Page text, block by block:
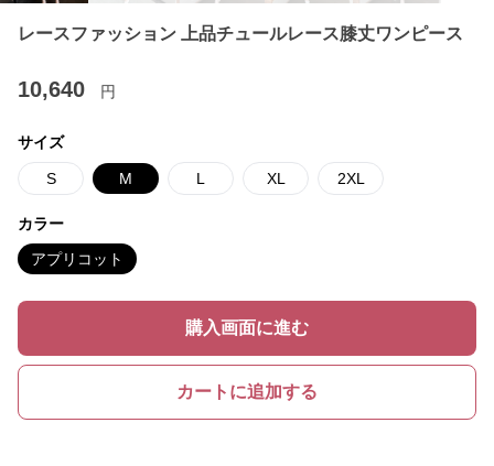
レースファッション 上品チュールレース膝丈ワンピース
10,640 円
サイズ
S M L XL 2XL
カラー
アプリコット
購入画面に進む
カートに追加する